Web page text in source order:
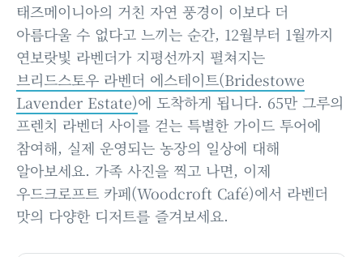
태즈메이니아의 거친 자연 풍경이 이보다 더
아름다울 수 없다고 느끼는 순간, 12월부터 1월까지
연보랏빛 라벤더가 지평선까지 펼쳐지는
브리드스토우 라벤더 에스테이트(Bridestowe
Lavender Estate)에 도착하게 됩니다. 65만 그루의
프렌치 라벤더 사이를 걷는 특별한 가이드 투어에
참여해, 실제 운영되는 농장의 일상에 대해
알아보세요. 가족 사진을 찍고 나면, 이제
우드크로프트 카페(Woodcroft Café)에서 라벤더
맛의 다양한 디저트를 즐겨보세요.